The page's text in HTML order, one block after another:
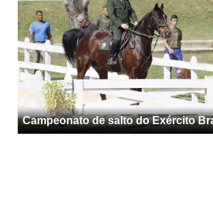
Campeonato de salto do Exército